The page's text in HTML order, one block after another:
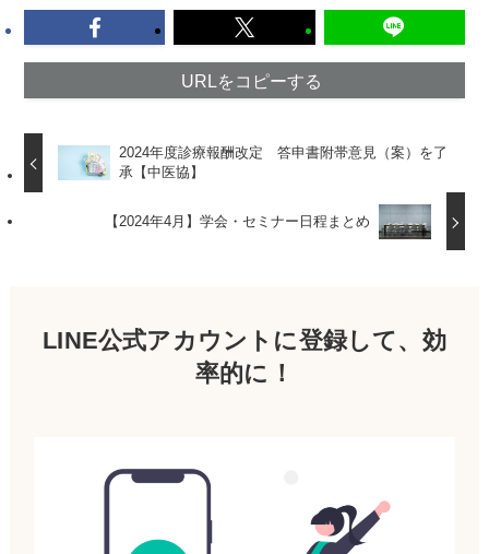
URLをコピーする
2024年度診療報酬改定 答申書附帯意見（案）を了
承【中医協】
【2024年4月】学会・セミナー日程まとめ
LINE公式アカウントに登録して、効
率的に！